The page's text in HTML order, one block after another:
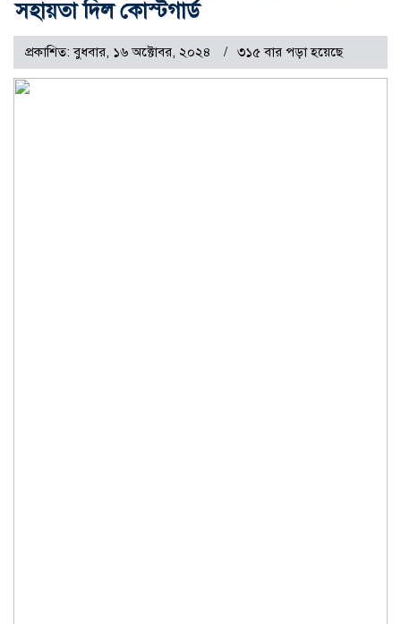
সহায়তা দিল কোস্টগার্ড
প্রকাশিত: বুধবার, ১৬ অক্টোবর, ২০২৪ ৩১৫ বার পড়া হয়েছে